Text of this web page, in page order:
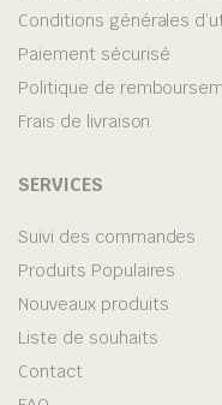
Conditions générales
Paiement sécurisé
Politique de
Frais de livraison
SERVICES
Suivi des commandes
Produits Populaires
Nouveaux produits
Liste de souhaits
Contact